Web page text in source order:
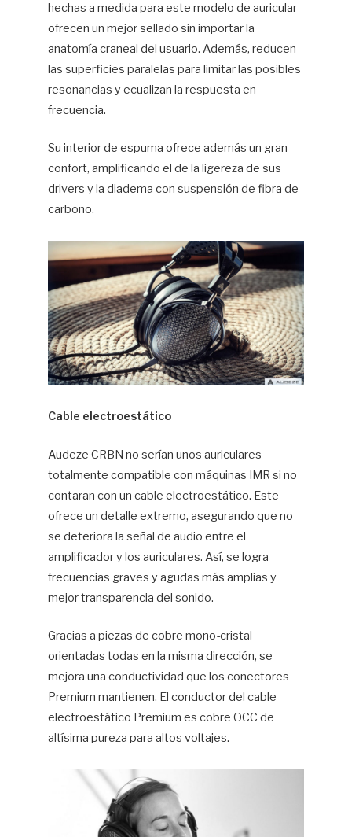
hechas a medida para este modelo de auricular
ofrecen un mejor sellado sin importar la
anatomía craneal del usuario. Además, reducen
las superficies paralelas para limitar las posibles
resonancias y ecualizan la respuesta en
frecuencia.
Su interior de espuma ofrece además un gran
confort, amplificando el de la ligereza de sus
drivers y la diadema con suspensión de fibra de
carbono.
Cable electroestático
Audeze CRBN no serían unos auriculares
totalmente compatible con máquinas IMR si no
contaran con un cable electroestático. Este
ofrece un detalle extremo, asegurando que no
se deteriora la señal de audio entre el
amplificador y los auriculares. Así, se logra
frecuencias graves y agudas más amplias y
mejor transparencia del sonido.
Gracias a piezas de cobre mono-cristal
orientadas todas en la misma dirección, se
mejora una conductividad que los conectores
Premium mantienen. El conductor del cable
electroestático Premium es cobre OCC de
altísima pureza para altos voltajes.